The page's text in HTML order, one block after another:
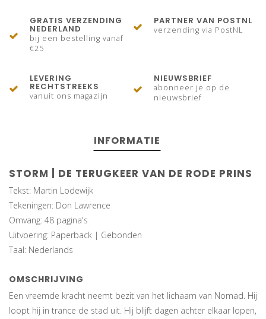
GRATIS VERZENDING
NEDERLAND
bij een bestelling vanaf
€25
PARTNER VAN POSTNL
verzending via PostNL
LEVERING
RECHTSTREEKS
vanuit ons magazijn
NIEUWSBRIEF
abonneer je op de
nieuwsbrief
INFORMATIE
STORM | DE TERUGKEER VAN DE RODE PRINS
Tekst: Martin Lodewijk
Tekeningen: Don Lawrence
Omvang: 48 pagina's
Uitvoering: Paperback | Gebonden
Taal: Nederlands
OMSCHRIJVING
Een vreemde kracht neemt bezit van het lichaam van Nomad. Hij
loopt hij in trance de stad uit. Hij blijft dagen achter elkaar lopen,